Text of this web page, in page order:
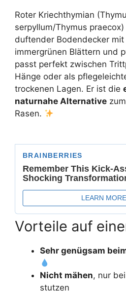
Roter Kriechthymian
serpyllum/Thymus
duftender Bodendecker mit
immergrünen Blättern und
passt perfekt zwischen
Hänge oder als
trockenen Lagen. Er ist die
naturnahe Alternative
Rasen.
Vorteile auf
Sehr genügsam
Nicht mähen, nur
stutzen